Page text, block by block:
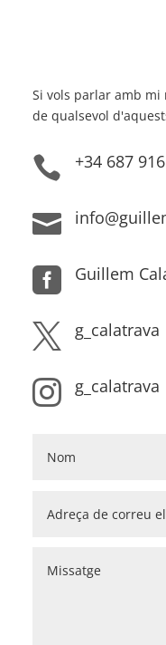
Si vols parlar amb mi
de qualsevol
 +34 687

 Guillem
 g_calatrava
 g_calatrava